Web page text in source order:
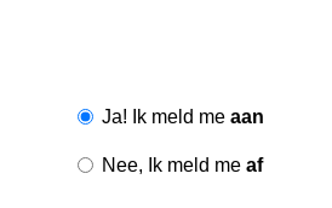
Ja! Ik meld me aan
Nee, Ik meld me af